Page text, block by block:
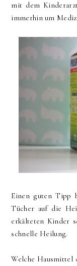
mit dem
immerhin um
Einen guten Tipp
Tücher auf die
erkälteten Kinder
schnelle Heilung.
Welche Hausmittel